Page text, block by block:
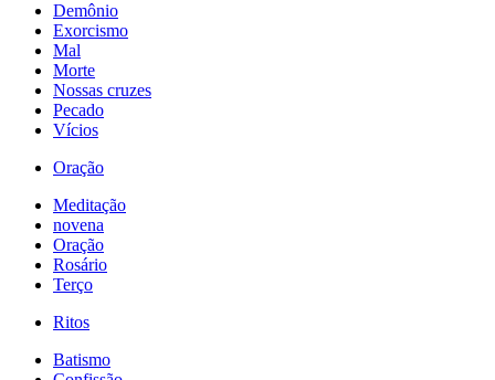
Demônio
Exorcismo
Mal
Morte
Nossas cruzes
Pecado
Vícios
Oração
Meditação
novena
Oração
Rosário
Terço
Ritos
Batismo